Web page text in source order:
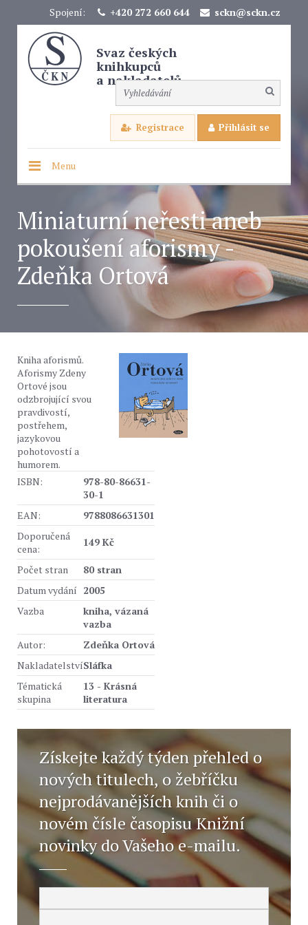
Spojení: +420 272 660 644 sckn@sckn.cz
Svaz českých
knihkupců
a nakladatelů
Registrace Přihlásit se
Menu
Miniaturní neřesti aneb
pokoušení aforismy -
Zdeňka Ortová
Kniha aforismů.
Aforismy Zdeny
Ortové jsou
odzbrojující svou
pravdivostí,
postřehem,
jazykovou
pohotovostí a
humorem.
ISBN:
978-80-86631-
30-1
EAN:
9788086631301
Doporučená
cena:
149 Kč
Počet stran
80 stran
Datum vydání 2005
Vazba
kniha, vázaná
vazba
Autor:
Zdeňka Ortová
NakladatelstvíSláfka
Tématická
skupina
13 - Krásná
literatura
Získejte každý týden přehled o
nových titulech, o žebříčku
nejprodávanějších knih či o
novém čísle časopisu Knižní
novinky do Vašeho e-mailu.